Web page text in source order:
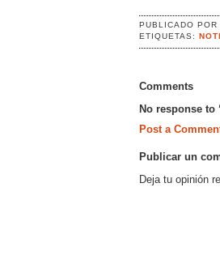
PUBLICADO
ETIQUETAS:
Comments
No response to
Post a
Publicar un
Deja tu opinión